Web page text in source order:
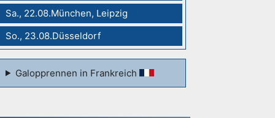
Sa., 22.08.München, Leipzig
So., 23.08.Düsseldorf
Galopprennen in Frankreich